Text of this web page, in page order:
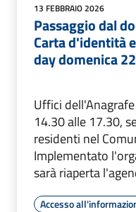
13 FEBBRAIO 2026
Passaggio dal
Carta d'identità
day domenica
Uffici
14.30 alle 17.30,
residenti nel
Implementato
sarà riaperta
Accesso